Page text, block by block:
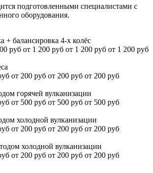
подготовленными специалистами с
оборудования.
+ балансировка 4-х колёс
руб от 1 200 руб от 1 200 руб от 1 200 руб
от 200 руб от 200 руб от 200 руб
горячей вулканизации
от 500 руб от 500 руб от 500 руб
холодной вулканизации
от 200 руб от 200 руб от 200 руб
холодной вулканизации
от 200 руб от 200 руб от 200 руб